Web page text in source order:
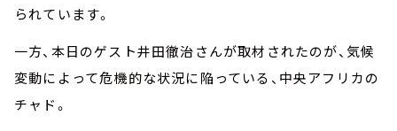
られています。
一方、本日のゲスト井田徹治さんが取材されたのが、気候
変動によって危機的な状況に陥っている、中央アフリカの
チャド。